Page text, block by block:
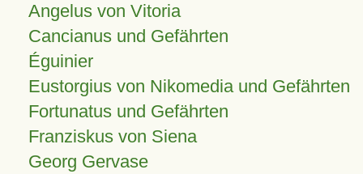
Angelus von Vitoria
Cancianus und Gefährten
Éguinier
Eustorgius von Nikomedia und Gefährten
Fortunatus und Gefährten
Franziskus von Siena
Georg Gervase